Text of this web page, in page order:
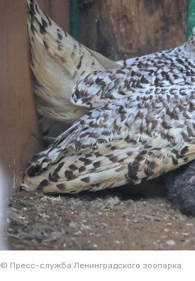
© Пресс-служба Ленинградского зоопарка